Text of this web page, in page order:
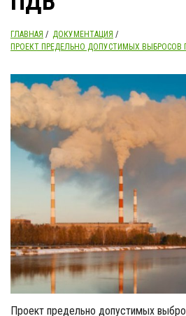
ГЛАВНАЯ / ДОКУМЕНТАЦИЯ /
ПРОЕКТ ПРЕДЕЛЬНО ДОПУСТИМЫХ ВЫБРОСОВ
Проект предельно допустимых